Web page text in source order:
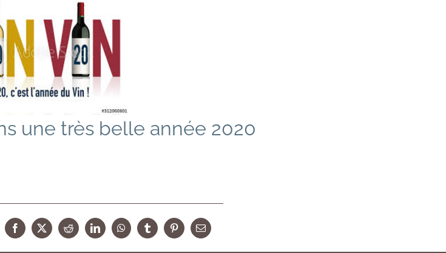
une très belle année 2020
Facebook
X RedditLinkedInWhatsAppTumblrPinterestEmail